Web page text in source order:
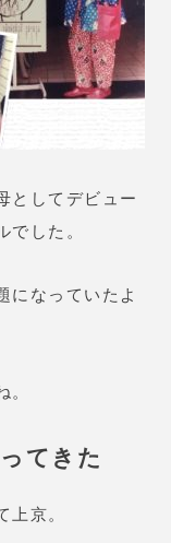
としてデビュー
した。
になっていたよ
。
てきた
京。